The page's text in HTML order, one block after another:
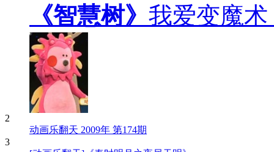
《智慧树》 我爱变魔
2
动画乐翻天 2009年 第174期
3